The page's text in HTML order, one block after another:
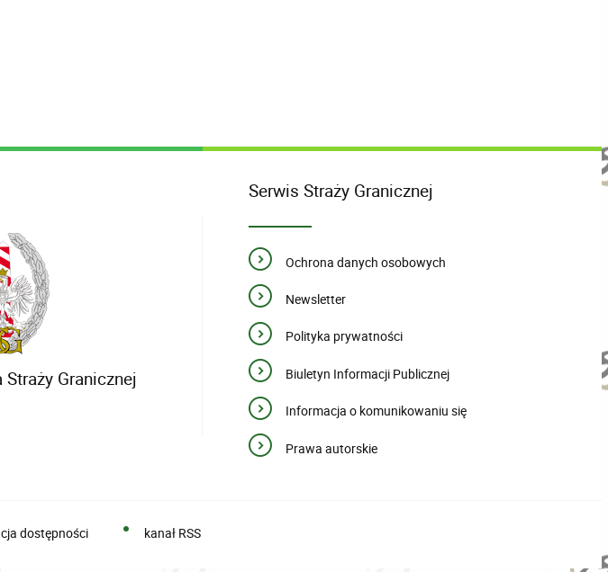
Straży Granicznej
Serwis Straży Granicznej
Ochrona danych osobowych
Newsletter
Polityka prywatności
Biuletyn Informacji Publicznej
Informacja o komunikowaniu się
Prawa autorskie
dostępności kanał RSS